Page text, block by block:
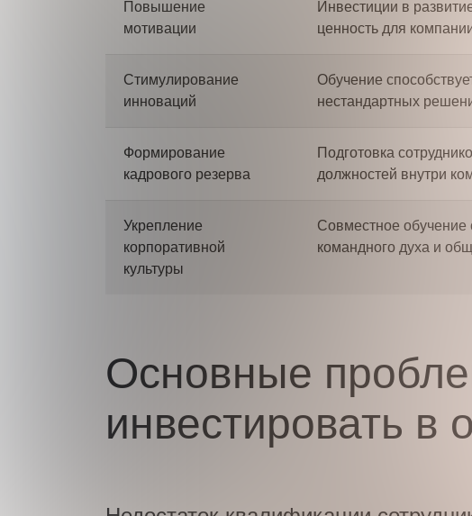
Повышение
мотивации
Инвестиции в
ценность для
Стимулирование
инноваций
Обучение
нестандартных
Формирование
кадрового резерва
Подготовка
должностей внутри
Укрепление
корпоративной
культуры
Совместное обучение
командного духа и
Основные
инвестировать в